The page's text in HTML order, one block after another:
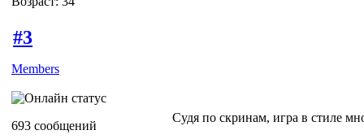
#3
Members
693 сообщений
Судя по скринам, игра в стиле